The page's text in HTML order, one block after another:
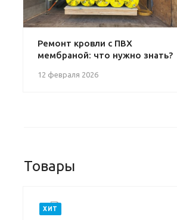
12 февраля 2026
Ремонт кровли с ПВХ
мембраной: что нужно знать?
Товары
ХИТ